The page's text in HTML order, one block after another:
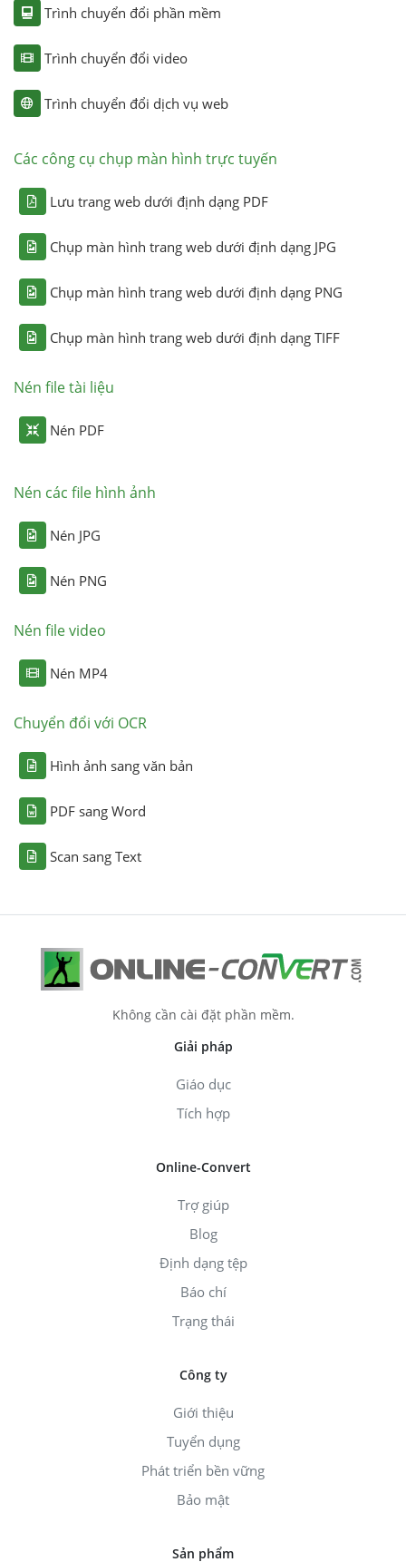
Trình chuyển đổi phần mềm
Trình chuyển đổi video
Trình chuyển đổi dịch vụ web
Các công cụ chụp màn hình trực tuyến
Lưu trang web dưới định dạng PDF
Chụp màn hình trang web dưới định dạng JPG
Chụp màn hình trang web dưới định dạng PNG
Chụp màn hình trang web dưới định dạng TIFF
Nén file tài liệu
Nén PDF
Nén các file hình ảnh
Nén JPG
Nén PNG
Nén file video
Nén MP4
Chuyển đổi với OCR
Hình ảnh sang văn bản
PDF sang Word
Scan sang Text
Không cần cài đặt phần mềm.
Giải pháp
Giáo dục
Tích hợp
Online-Convert
Trợ giúp
Blog
Định dạng tệp
Báo chí
Trạng thái
Công ty
Giới thiệu
Tuyển dụng
Phát triển bền vững
Bảo mật
Sản phẩm